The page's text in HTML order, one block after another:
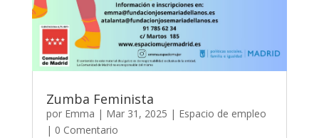
Zumba Feminista
por Emma | Mar 31, 2025 | Espacio de empleo
| 0 Comentario